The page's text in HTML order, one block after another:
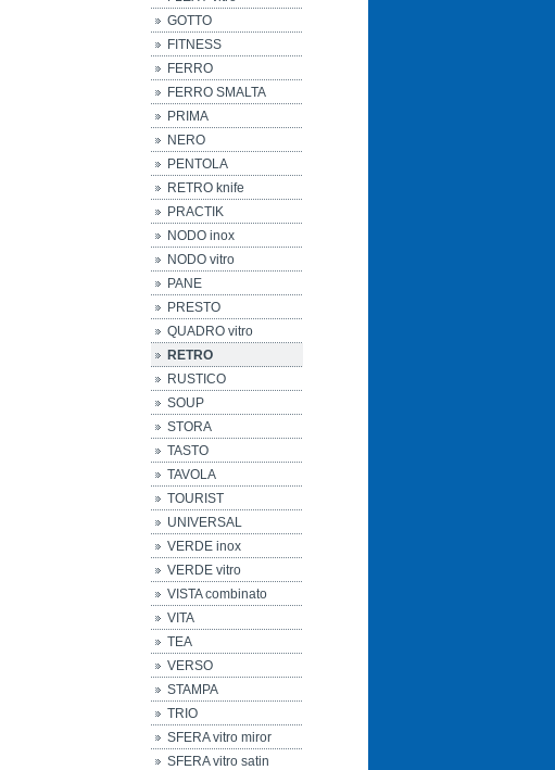
GOTTO
FITNESS
FERRO
FERRO SMALTA
PRIMA
NERO
PENTOLA
RETRO knife
PRACTIK
NODO inox
NODO vitro
PANE
PRESTO
QUADRO vitro
RETRO
RUSTICO
SOUP
STORA
TASTO
TAVOLA
TOURIST
UNIVERSAL
VERDE inox
VERDE vitro
VISTA combinato
VITA
TEA
VERSO
STAMPA
TRIO
SFERA vitro miror
SFERA vitro satin